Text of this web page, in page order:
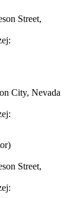
Street,
City, Nevada
Street,